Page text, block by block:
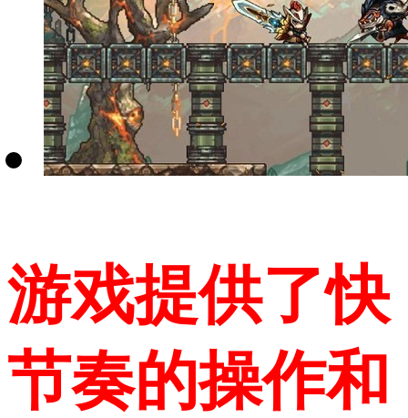
游戏提供了快
节奏的操作和